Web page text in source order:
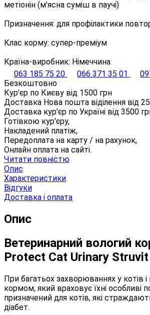
метіонін (м'ясна суміш в паучі)
Призначення: для профілактики
Клас корму: супер-преміум
Країна-виробник: Німеччина
063 185 75 20
066 371 35 01
Безкоштовно
Кур'єр по Києву від 1500 грн
Доставка Нова пошта віділення від
Доставка кур'єр по Україні від 3500
Готівкою кур'єру,
Накладений платіж,
Передоплата на карту / на рахунок,
Онлайн оплата на сайті.
Читати повністю
Опис
Характеристики
Відгуки
Доставка і оплата
Опис
Ветеринарний вологий
Protect Cat Urinary
При багатьох захворюваннях у котів
кормом, який враховує їхні особливі
призначений для котів, які
діабет.